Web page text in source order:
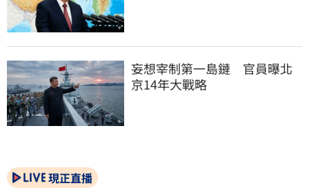
妄想宰制第一島鏈　官員曝北
京14年大戰略
現正直播